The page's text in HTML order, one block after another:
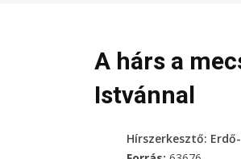
A hárs a
Istvánnal
Hírszerkesztő: